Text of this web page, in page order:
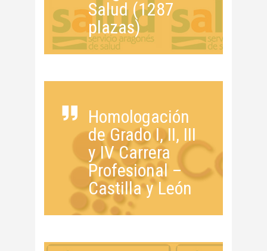
Salud (1287
plazas)
Homologación
de Grado I, II, III
y IV Carrera
Profesional –
Castilla y León